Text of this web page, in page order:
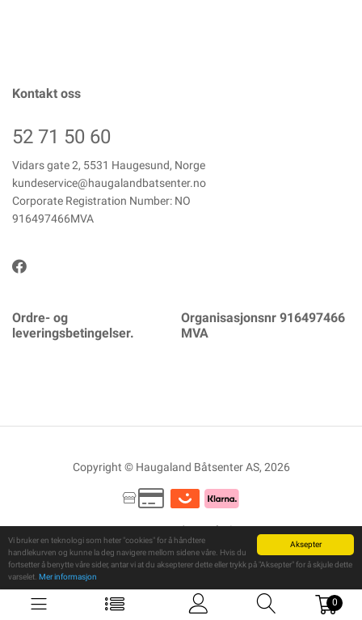
Aksepter
Vi bruker en teknologi som heter "cookies" for å håndtere
handlekurven og kunne la deg navigere mellom sidene våre. Hvis du
fortsetter å benytte våre sider, antar vi at du aksepterer dette eller trykk på "Aksepter" for å skjule dette
varselet. Mer informasjon
0
Kontakt oss
52 71 50 60
Vidars gate 2, 5531 Haugesund, Norge
kundeservice@haugalandbatsenter.no
Corporate Registration Number: NO
916497466MVA
Ordre- og
leveringsbetingelser.
Organisasjonsnr 916497466
MVA
Copyright © Haugaland Båtsenter AS, 2026
Powered ByTelaris